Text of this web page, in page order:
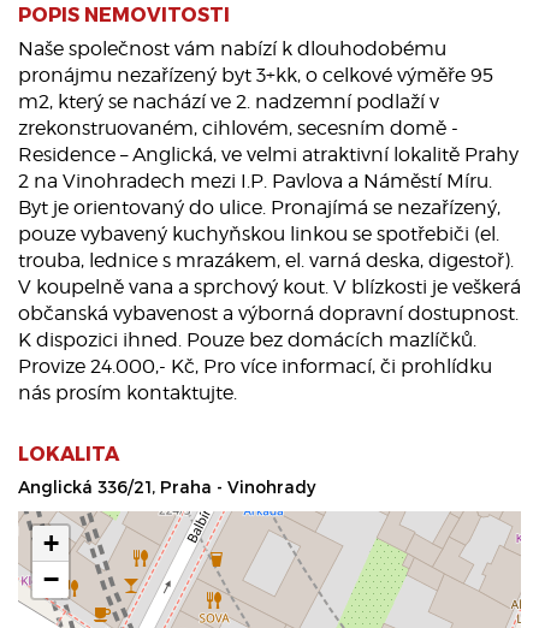
POPIS NEMOVITOSTI
Naše společnost vám nabízí k dlouhodobému
pronájmu nezařízený byt 3+kk, o celkové výměře 95
m2, který se nachází ve 2. nadzemní podlaží v
zrekonstruovaném, cihlovém, secesním domě -
Residence – Anglická, ve velmi atraktivní lokalitě Prahy
2 na Vinohradech mezi I.P. Pavlova a Náměstí Míru.
Byt je orientovaný do ulice. Pronajímá se nezařízený,
pouze vybavený kuchyňskou linkou se spotřebiči (el.
trouba, lednice s mrazákem, el. varná deska, digestoř).
V koupelně vana a sprchový kout. V blízkosti je veškerá
občanská vybavenost a výborná dopravní dostupnost.
K dispozici ihned. Pouze bez domácích mazlíčků.
Provize 24.000,- Kč, Pro více informací, či prohlídku
nás prosím kontaktujte.
LOKALITA
Anglická 336/21, Praha - Vinohrady
+
−